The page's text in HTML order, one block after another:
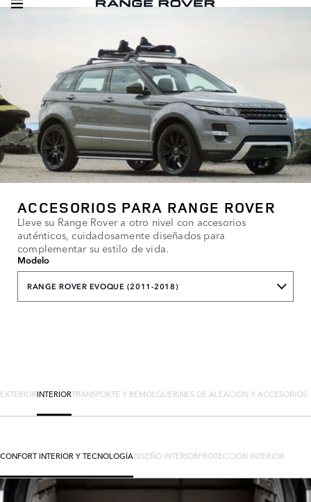
ACCESORIOS PARA RANGE ROVER
Lleve su Range Rover a otro nivel con accesorios
auténticos, cuidadosamente diseñados para
complementar su estilo de vida.
Modelo
RANGE ROVER EVOQUE (2011-2018)
EXTERIORINTERIORTRANSPORTE Y REMOLQUERINES DE ALEACIÓN Y ACCESORIOS
CONFORT INTERIOR Y TECNOLOGÍADISEÑO INTERIORPROTECCIÓN INTERIOR